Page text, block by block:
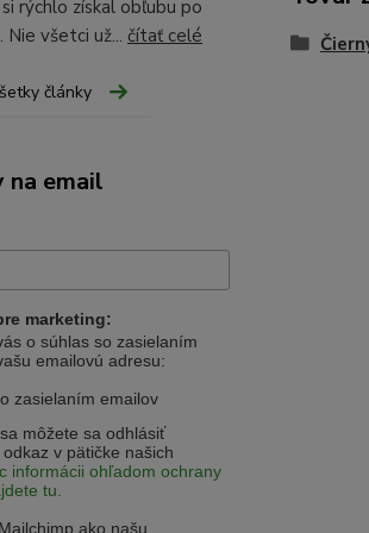
rýchlo získal obľubu po
všetci už... čítať celé
články
na email
marketing:
o súhlas so zasielaním
emailovú adresu:
zasielaním emailov
môžete sa odhlásiť
v pätičke našich
informácii ohľadom ochrany
tu.
ako našu